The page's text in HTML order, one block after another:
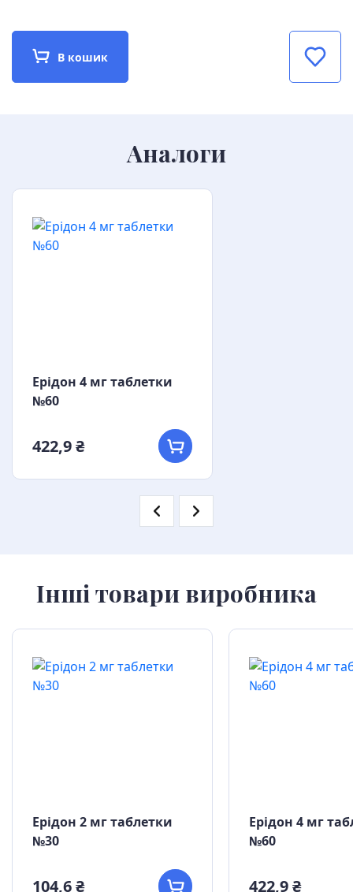
В кошик
Аналоги
Ерідон 4 мг таблетки
№60
422,9 ₴
Інші товари виробника
Ерідон 2 мг таблетки
№30
104,6 ₴
Ерідон 4 мг
№60
422,9 ₴